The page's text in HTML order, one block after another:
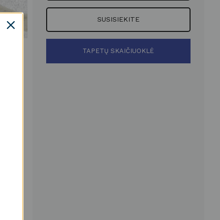
SUSISIEKITE
TAPETŲ SKAIČIUOKLĖ